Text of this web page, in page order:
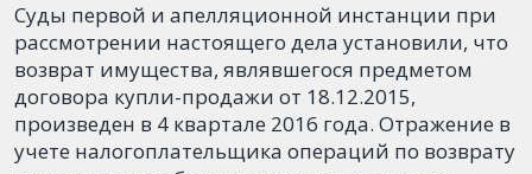
Суды первой и апелляционной инстанции при
рассмотрении настоящего дела установили, что
возврат имущества, являвшегося предметом
договора купли-продажи от 18.12.2015,
произведен в 4 квартале 2016 года. Отражение в
учете налогоплательщика операций по возврату